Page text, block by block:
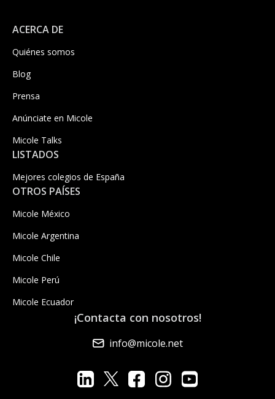
ACERCA DE
Quiénes somos
Blog
Prensa
Anúnciate en Micole
Micole Talks
LISTADOS
Mejores colegios de España
OTROS PAÍSES
Micole México
Micole Argentina
Micole Chile
Micole Perú
Micole Ecuador
¡Contacta con nosotros!
info@micole.net